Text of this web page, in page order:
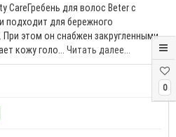
0
CareГребень для волос Beter с
подходит для бережного
этом он снабжен закругленными
кожу голо... Читать далее...